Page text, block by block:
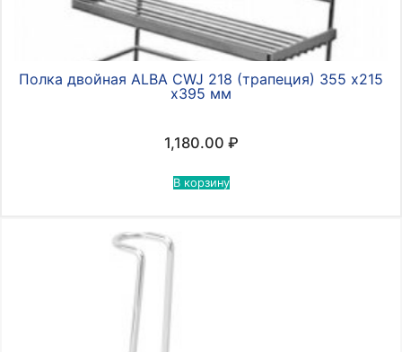
Полка двойная ALBA CWJ 218 (трапеция) 355 х215
х395 мм
1,180.00 ₽
В корзину